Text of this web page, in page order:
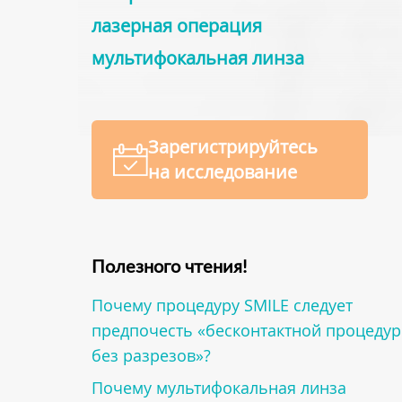
лазерная операция
мультифокальная линза
Зарегистрируйтесь
на исследование
Полезного чтения!
Почему процедуру SMILE следует
предпочесть «бесконтактной
без разрезов»?
Почему мультифокальная линза